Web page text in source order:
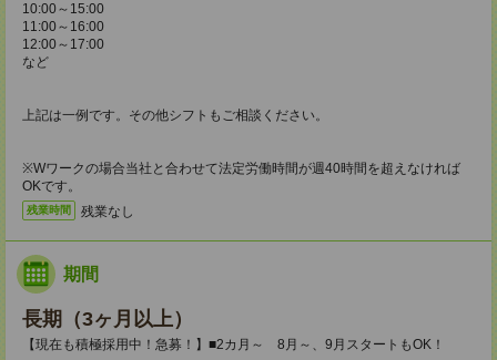
10:00～15:00
11:00～16:00
12:00～17:00
など
上記は一例です。その他シフトもご相談ください。
※Wワークの場合当社と合わせて法定労働時間が週40時間を超えなければ
OKです。
残業時間 残業なし
期間
長期（3ヶ月以上）
【現在も積極採用中！急募！】■2カ月～ 8月～、9月スタートもOK！